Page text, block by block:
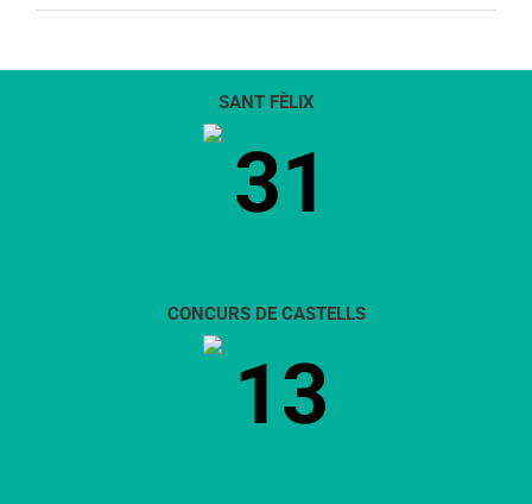
SANT FÈLIX
31
CONCURS DE CASTELLS
13